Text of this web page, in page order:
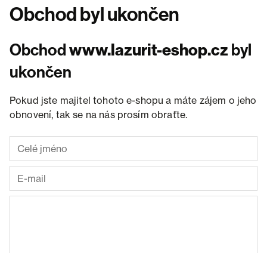
Obchod byl ukončen
Obchodwww.lazurit-eshop.cz byl
ukončen
Pokud jste majitel tohoto e-shopu a máte zájem o jeho
obnovení, tak se na nás prosím obraťte.